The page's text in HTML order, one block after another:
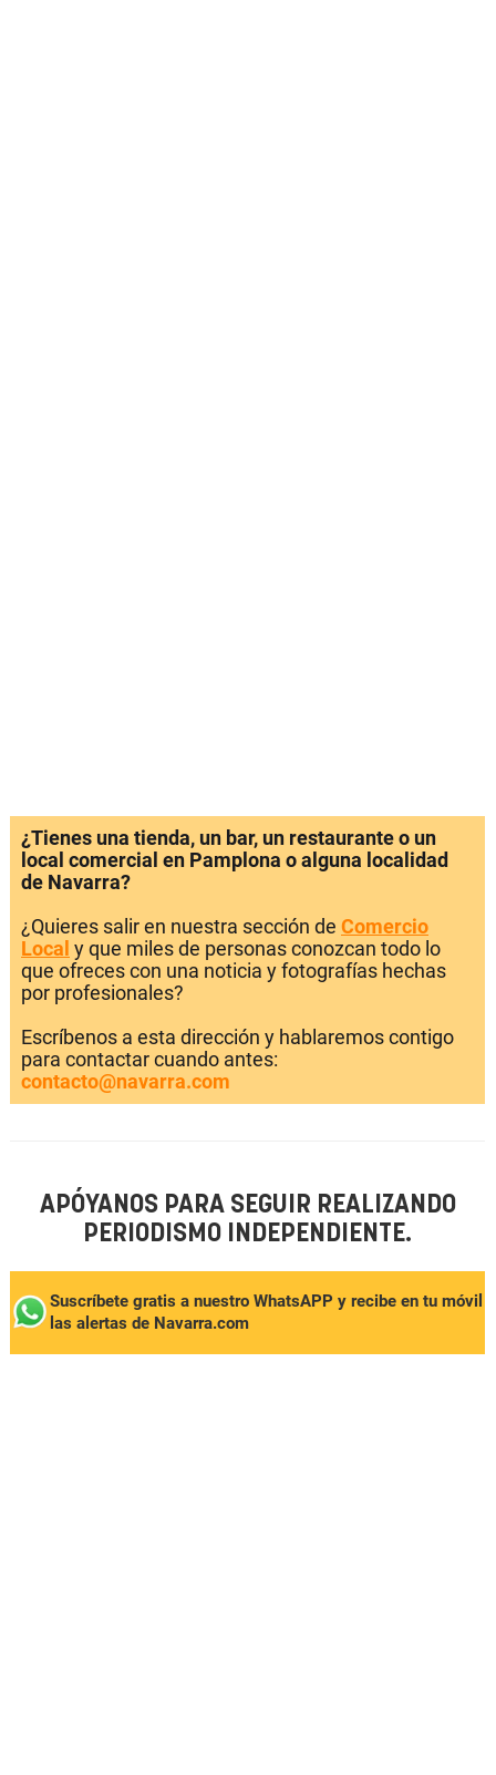
¿Tienes una tienda, un bar, un restaurante o un
local comercial en Pamplona o alguna localidad
de Navarra?
¿Quieres salir en nuestra sección de Comercio
Local y que miles de personas conozcan todo lo
que ofreces con una noticia y fotografías hechas
por profesionales?
Escríbenos a esta dirección y hablaremos contigo
para contactar cuando antes:
contacto@navarra.com
APÓYANOS PARA SEGUIR REALIZANDO
PERIODISMO INDEPENDIENTE.
Suscríbete gratis a nuestro WhatsAPP y recibe en tu móvil
las alertas de Navarra.com